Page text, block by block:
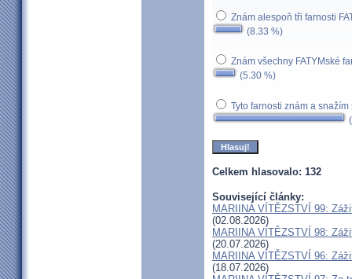
Znám alespoň tři farnosti
(8.33 %)
Znám všechny FATYMské
(5.30 %)
Tyto farnosti znám a
Celkem hlasovalo: 132
Související články:
MARIINA VÍTĚZSTVÍ 99:
(02.08.2026)
MARIINA VÍTĚZSTVÍ 98:
(20.07.2026)
MARIINA VÍTĚZSTVÍ 96:
(18.07.2026)